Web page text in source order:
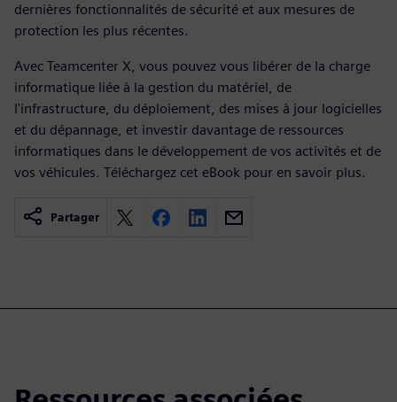
dernières fonctionnalités de sécurité et aux mesures de
protection les plus récentes.
Avec Teamcenter X, vous pouvez vous libérer de la charge
informatique liée à la gestion du matériel, de
l'infrastructure, du déploiement, des mises à jour logicielles
et du dépannage, et investir davantage de ressources
informatiques dans le développement de vos activités et de
vos véhicules. Téléchargez cet eBook pour en savoir plus.
Partager